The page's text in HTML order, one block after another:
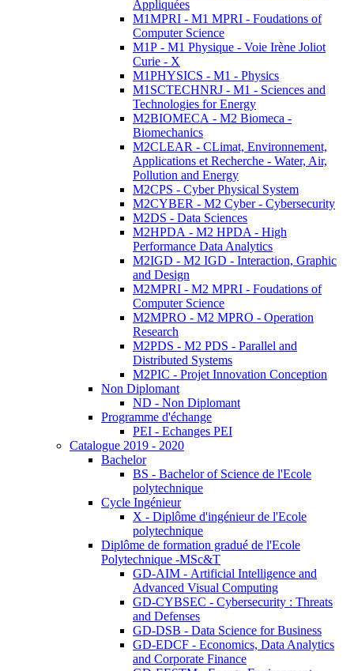
Appliquées
M1MPRI - M1 MPRI - Foudations of
Computer Science
M1P - M1 Physique - Voie Irène Joliot
Curie - X
M1PHYSICS - M1 - Physics
M1SCTECHNRJ - M1 - Sciences and
Technologies for Energy
M2BIOMECA - M2 Biomeca -
Biomechanics
M2CLEAR - CLimat, Environnement,
Applications et Recherche - Water, Air,
Pollution and Energy
M2CPS - Cyber Physical System
M2CYBER - M2 Cyber - Cybersecurity
M2DS - Data Sciences
M2HPDA - M2 HPDA - High
Performance Data Analytics
M2IGD - M2 IGD - Interaction, Graphic
and Design
M2MPRI - M2 MPRI - Foudations of
Computer Science
M2MPRO - M2 MPRO - Operation
Research
M2PDS - M2 PDS - Parallel and
Distributed Systems
M2PIC - Projet Innovation Conception
Non Diplomant
ND - Non Diplomant
Programme d'échange
PEI - Echanges PEI
Catalogue 2019 - 2020
Bachelor
BS - Bachelor of Science de l'Ecole
polytechnique
Cycle Ingénieur
X - Diplôme d'ingénieur de l'Ecole
polytechnique
Diplôme de formation gradué de l'Ecole
Polytechnique -MSc&T
GD-AIM - Artificial Intelligence and
Advanced Visual Computing
GD-CYBSEC - Cybersecurity : Threats
and Defenses
GD-DSB - Data Science for Business
GD-EDCF - Economics, Data Analytics
and Corporate Finance